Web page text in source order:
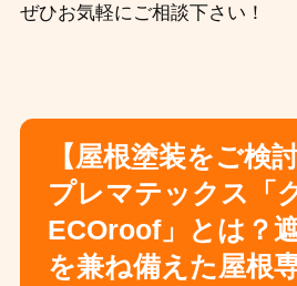
ぜひお気軽にご相談下さい！
【屋根塗装をご検
プレマテックス「
ECOroof」とは？
を兼ね備えた屋根